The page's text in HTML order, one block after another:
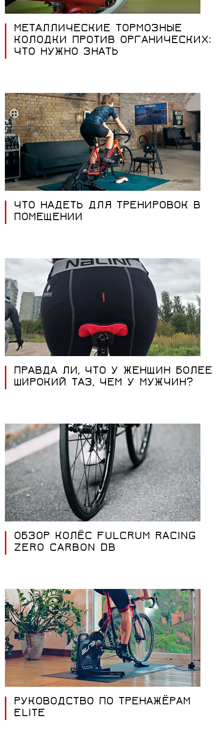
МЕТАЛЛИЧЕСКИЕ ТОРМОЗНЫЕ
КОЛОДКИ ПРОТИВ ОРГАНИЧЕСКИХ:
ЧТО НУЖНО ЗНАТЬ
ЧТО НАДЕТЬ ДЛЯ ТРЕНИРОВОК В
ПОМЕЩЕНИИ
ПРАВДА ЛИ, ЧТО У ЖЕНЩИН БОЛЕЕ
ШИРОКИЙ ТАЗ, ЧЕМ У МУЖЧИН?
ОБЗОР КОЛЁС FULCRUM RACING
ZERO CARBON DB
РУКОВОДСТВО ПО ТРЕНАЖЁРАМ
ELITE